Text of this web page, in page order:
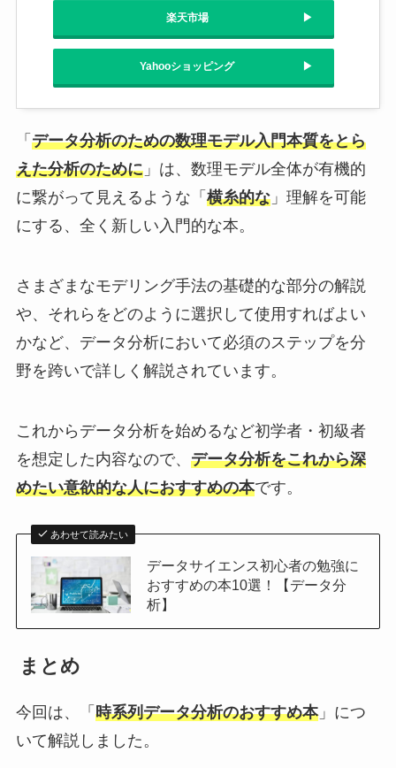
楽天市場
Yahooショッピング
「 データ分析のための数理モデル入門本質をとら
えた分析のために」は、数理モデル全体が有機的
に繋がって見えるような「 横糸的な」理解を可能
にする、全く新しい入門的な本。
さまざまなモデリング手法の基礎的な部分の解説
や、それらをどのように選択して使用すればよい
かなど、データ分析において必須のステップを分
野を跨いで詳しく解説されています。
これからデータ分析を始めるなど初学者・初級者
を想定した内容なので、 データ分析をこれから深
めたい意欲的な人におすすめの本です。
あわせて読みたい
データサイエンス初心者の勉強に
おすすめの本10選！【データ分
析】
まとめ
今回は、「 時系列データ分析のおすすめ本」につ
いて解説しました。